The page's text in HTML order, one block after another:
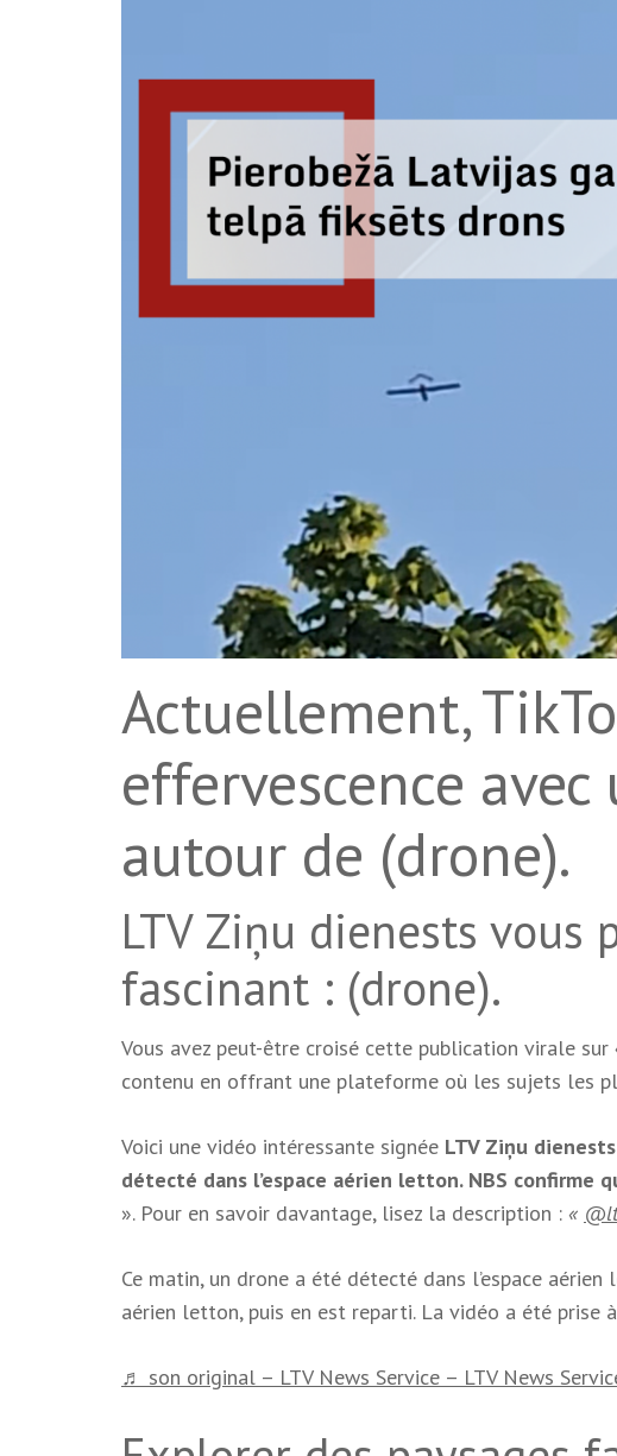
Actuellement,
effervescence
autour de (drone).
LTV Ziņu dienests vous
fascinant : (drone).
Vous avez peut-être croisé cette publication virale sur
contenu en offrant une plateforme où les sujets les
Voici une vidéo intéressante signée LTV Ziņu dienests
détecté dans l’espace aérien letton. NBS confirme
». Pour en savoir davantage, lisez la description : «
Ce matin, un drone a été détecté dans l’espace
aérien letton, puis en est reparti. La vidéo a été prise
♬ son original – LTV News Service – LTV News